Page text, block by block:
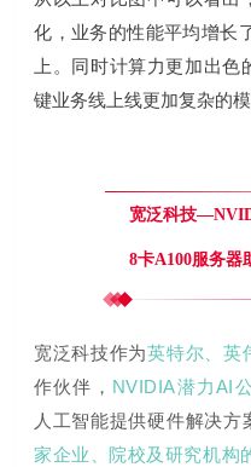
化，业务的性能平均增长
上。 同时计算力更加出色
键业务线上线更加复杂的
宽泛科技—
8卡A100服务器
宽泛科技作为英特尔、英
作伙伴， NVIDIA潜力AI
人工智能提供硬件解决方
家企业、院校及研究机构